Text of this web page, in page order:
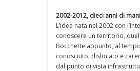
2002-2012, dieci anni di
L’idea nata nel 2002 con
conoscere un territorio,
Bocchette appunto, al
conosciuto, dislocato e
dal punto di vista